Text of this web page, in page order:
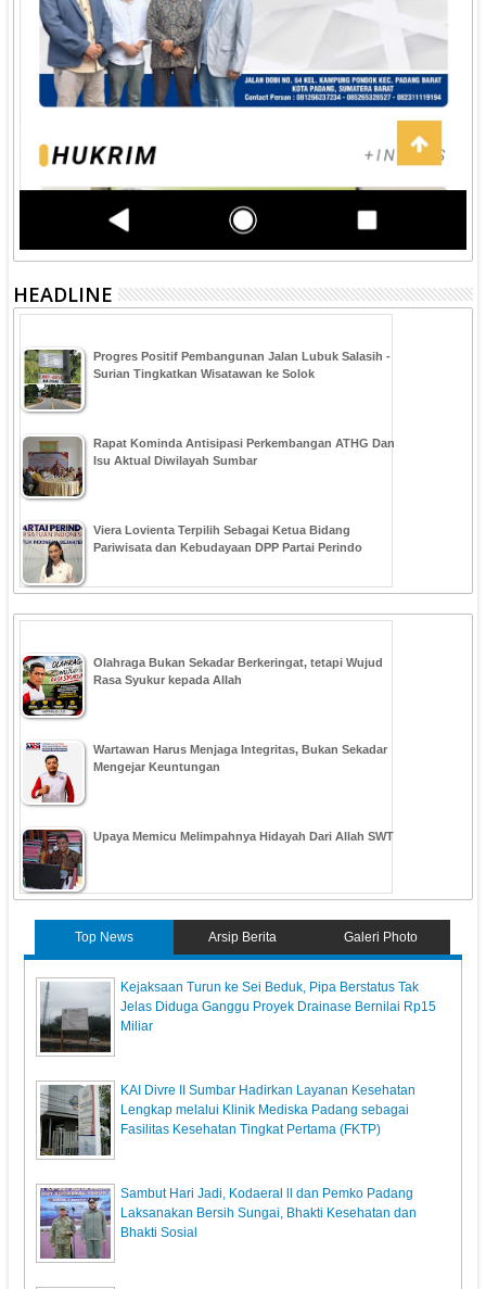
HEADLINE
Progres Positif Pembangunan Jalan Lubuk Salasih -
Surian Tingkatkan Wisatawan ke Solok
Rapat Kominda Antisipasi Perkembangan ATHG Dan
Isu Aktual Diwilayah Sumbar
Viera Lovienta Terpilih Sebagai Ketua Bidang
Pariwisata dan Kebudayaan DPP Partai Perindo
Olahraga Bukan Sekadar Berkeringat, tetapi Wujud
Rasa Syukur kepada Allah
Wartawan Harus Menjaga Integritas, Bukan Sekadar
Mengejar Keuntungan
Upaya Memicu Melimpahnya Hidayah Dari Allah SWT
Top News Arsip Berita Galeri Photo
Kejaksaan Turun ke Sei Beduk, Pipa Berstatus Tak
Jelas Diduga Ganggu Proyek Drainase Bernilai Rp15
Miliar
KAI Divre II Sumbar Hadirkan Layanan Kesehatan
Lengkap melalui Klinik Mediska Padang sebagai
Fasilitas Kesehatan Tingkat Pertama (FKTP)
Sambut Hari Jadi, Kodaeral ll dan Pemko Padang
Laksanakan Bersih Sungai, Bhakti Kesehatan dan
Bhakti Sosial